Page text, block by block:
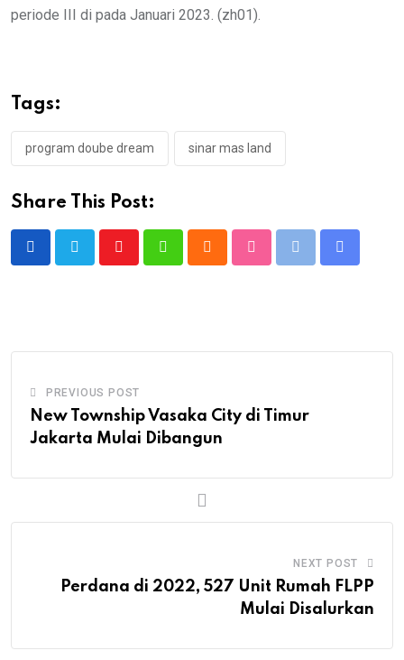
periode III di pada Januari 2023. (zh01).
Tags:
program doube dream sinar mas land
Share This Post:
PREVIOUS POST
New Township Vasaka City di Timur
Jakarta Mulai Dibangun
NEXT POST
Perdana di 2022, 527 Unit Rumah FLPP
Mulai Disalurkan